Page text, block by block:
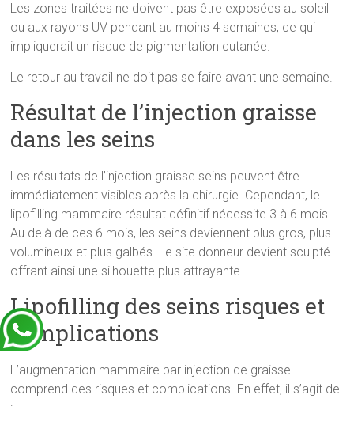
Les zones traitées ne doivent pas être exposées au soleil
ou aux rayons UV pendant au moins 4 semaines, ce qui
impliquerait un risque de pigmentation cutanée.
Le retour au travail ne doit pas se faire avant une semaine.
Résultat de l’injection graisse
dans les seins
Les résultats de l’injection graisse seins peuvent être
immédiatement visibles après la chirurgie. Cependant, le
lipofilling mammaire résultat définitif nécessite 3 à 6 mois.
Au delà de ces 6 mois, les seins deviennent plus gros, plus
volumineux et plus galbés. Le site donneur devient sculpté
offrant ainsi une silhouette plus attrayante.
Lipofilling des seins risques et
complications
L’augmentation mammaire par injection de graisse
comprend des risques et complications. En effet, il s’agit de
: